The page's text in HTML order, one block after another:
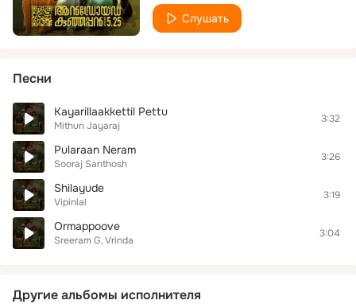
Слушать
Песни
Kayarillaakkettil Pettu
Mithun Jayaraj
3:32
Pularaan Neram
Sooraj Santhosh
3:26
Shilayude
Vipinlal
3:19
Ormappoove
Sreeram G Vrinda
3:04
Другие альбомы исполнителя